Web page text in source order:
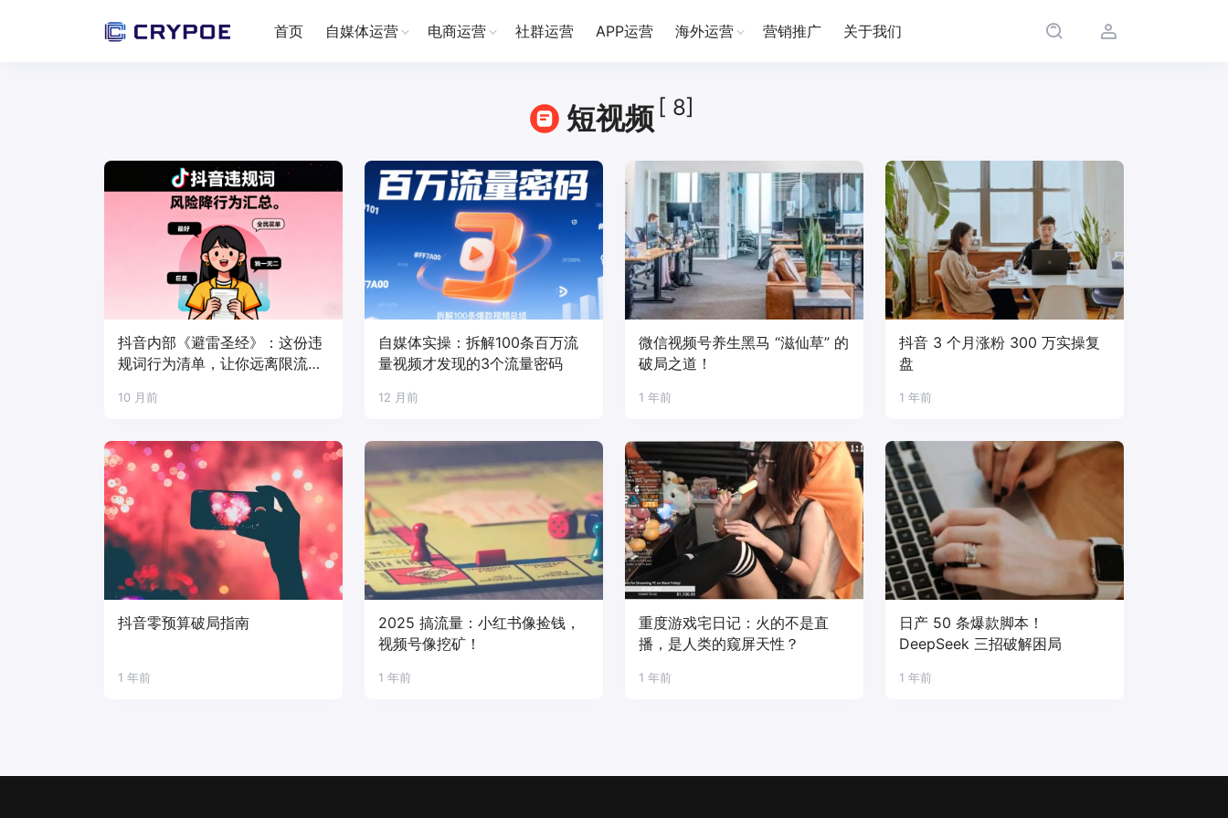
首页 自媒体运营 电商运营 社群运营 APP运营 海外运营 营销推广 关于我们
短视频 [ 8]
抖音内部《避雷圣经》：这份违
规词行为清单，让你远离限流封
10 月前
自媒体实操：拆解100条百万流
量视频才发现的3个流量密码
12 月前
微信视频号养生黑马 “滋仙草” 的
破局之道！
1 年前
抖音 3 个月涨粉 300 万实操复
盘
1 年前
抖音零预算破局指南
1 年前
2025 搞流量：小红书像捡钱，
视频号像挖矿！
1 年前
重度游戏宅日记：火的不是直
播，是人类的窥屏天性？
1 年前
日产 50 条爆款脚本！
DeepSeek 三招破解困局
1 年前